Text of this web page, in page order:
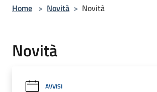
Home > Novità > Novità
Novità
AVVISI